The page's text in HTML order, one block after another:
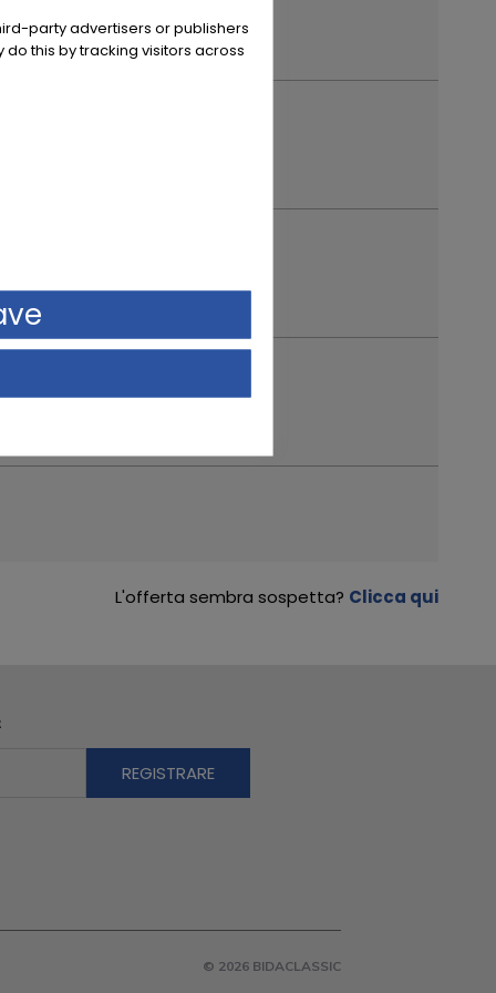
L'offerta sembra sospetta? Clicca qui
© 2026 BIDACLASSIC
party advertisers or publishers
this by tracking visitors across